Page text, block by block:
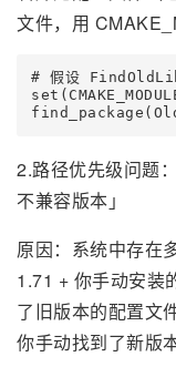
文件，用
# 假设
2.路径优先级问题
不兼容版本」
原因：系统中存在
1.71 + 你手动安装
了旧版本的配置文
你手动找到了新版本